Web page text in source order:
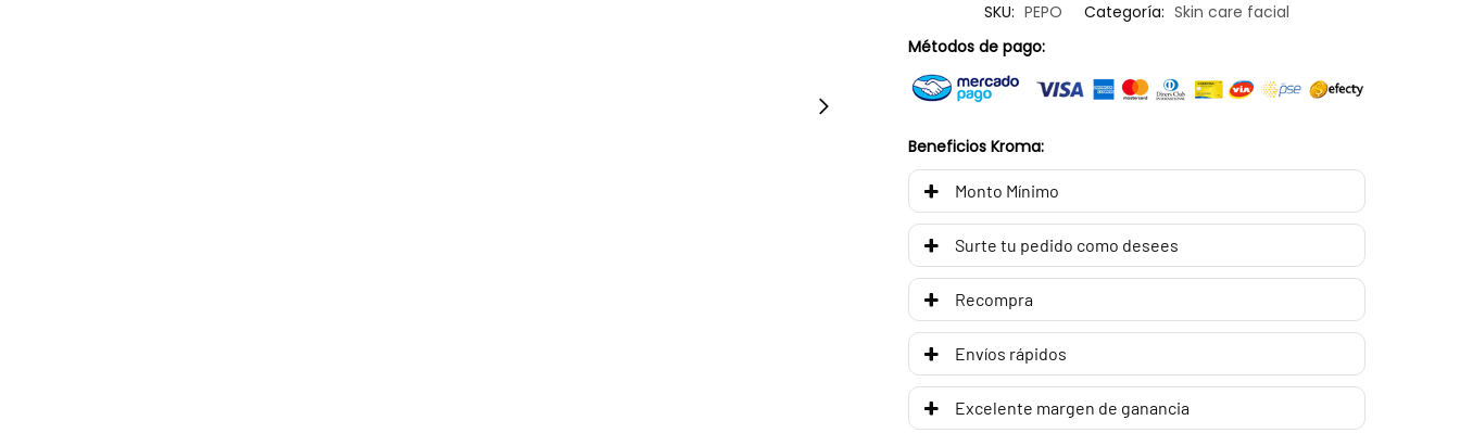
SKU: PEPO Categoría: Skin care facial
Métodos de pago:
Beneficios Kroma:
Monto Mínimo
Surte tu pedido como desees
Recompra
Envíos rápidos
Excelente margen de ganancia